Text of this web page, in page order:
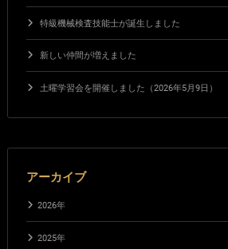
特級機械検査技能士が誕生しました
新しい仲間が増えました
土曜学習会を開催しました（2026年5月9日）
アーカイブ
2026年
2025年